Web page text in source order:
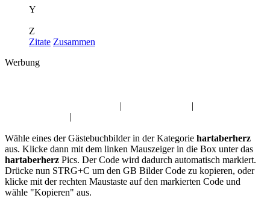
Y
Z
Zitate Zusammen
Werbung
| |
|
Wähle eines der Gästebuchbilder in der Kategorie hartaberherz
aus. Klicke dann mit dem linken Mauszeiger in die Box unter das
hartaberherz Pics. Der Code wird dadurch automatisch markiert.
Drücke nun STRG+C um den GB Bilder Code zu kopieren, oder
klicke mit der rechten Maustaste auf den markierten Code und
wähle "Kopieren" aus.